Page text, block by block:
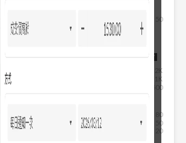
50
2026/08/07
500
1K
2K
20
50
80